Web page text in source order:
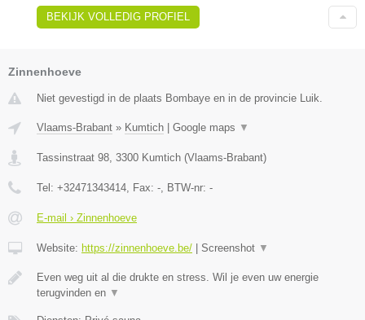
BEKIJK VOLLEDIG PROFIEL
Zinnenhoeve
Niet gevestigd in de plaats Bombaye en in de provincie Luik.
Vlaams-Brabant » Kumtich | Google maps ▼
Tassinstraat 98 3300 Kumtich (Vlaams-Brabant)
Tel: +32471343414 , Fax: - , BTW-nr: -
E-mail › Zinnenhoeve
Website: https://zinnenhoeve.be/ | Screenshot ▼
Even weg uit al die drukte en stress. Wil je even uw energie
terugvinden en ▼